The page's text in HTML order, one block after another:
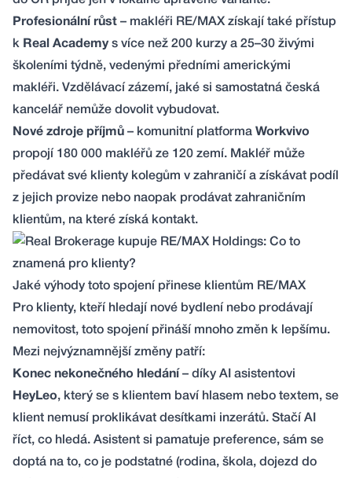
Profesionální růst – makléři RE/MAX získají také přístup
k Real Academy s více než 200 kurzy a 25–30 živými
školeními týdně, vedenými předními americkými
makléři. Vzdělávací zázemí, jaké si samostatná česká
kancelář nemůže dovolit vybudovat.
Nové zdroje příjmů – komunitní platforma Workvivo
propojí 180 000 makléřů ze 120 zemí. Makléř může
předávat své klienty kolegům v zahraničí a získávat podíl
z jejich provize nebo naopak prodávat zahraničním
klientům, na které získá kontakt.
Jaké výhody toto spojení přinese klientům RE/MAX
Pro klienty, kteří hledají nové bydlení nebo prodávají
nemovitost, toto spojení přináší mnoho změn k lepšímu.
Mezi nejvýznamnější změny patří:
Konec nekonečného hledání – díky AI asistentovi
HeyLeo, který se s klientem baví hlasem nebo textem, se
klient nemusí proklikávat desítkami inzerátů. Stačí AI
říct, co hledá. Asistent si pamatuje preference, sám se
doptá na to, co je podstatné (rodina, škola, dojezd do